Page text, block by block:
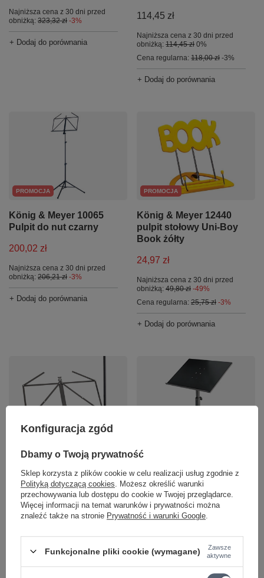
Najniższa cena z 30 dni przed
obniżką: 323,32 zł -3%
+ Dodaj do porównania
114,45 zł
Najniższa cena z 30 dni przed
obniżką: 114,45 zł 0%
Cena regularna: 118,00 zł -3%
+ Dodaj do porównania
PROMOCJA
König & Meyer 10065
Pulpit do nut czarny
200,02 zł
Najniższa cena z 30 dni przed
obniżką: 206,21 zł -3%
+ Dodaj do porównania
PROMOCJA
König & Meyer 12440
pulpit stołowy Uni-Boy
Book żółty
24,97 zł
Najniższa cena z 30 dni przed
obniżką: 49,80 zł -49%
Cena regularna: 25,75 zł -3%
+ Dodaj do porównania
Pulpit do nut ze
stalowym wysięgnikiem
11505 König & Meyer
193,04 zł
Cena regularna: 199,00 zł
+ Dodaj do porównania
Pulpit do biurka
studyjnego 12162 Tray
König & Meyer
282,05 zł
+ Dodaj do porównania
Konfiguracja zgód
Dbamy o Twoją prywatność
Sklep korzysta z plików cookie w celu realizacji usług zgodnie z
Polityką dotyczącą cookies . Możesz określić warunki
przechowywania lub dostępu do cookie w Twojej przeglądarce.
Więcej informacji na temat warunków i prywatności można
znaleźć także na stronie Prywatność i warunki Google
Funkcjonalne pliki cookie (wymagane)
Zawsze
aktywne